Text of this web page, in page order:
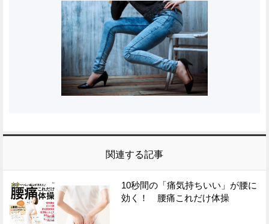
関連する記事
10秒間の「痛気持ちいい」が腰に
効く！ 腰痛これだけ体操